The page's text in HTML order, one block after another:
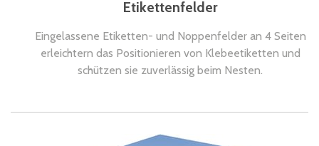
Etikettenfelder
Eingelassene Etiketten- und Noppenfelder an 4 Seiten
erleichtern das Positionieren von Klebeetiketten und
schützen sie zuverlässig beim Nesten.